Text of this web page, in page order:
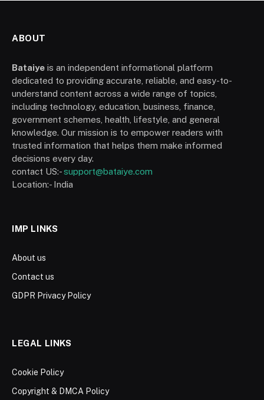
ABOUT
Bataiye is an independent informational platform
dedicated to providing accurate, reliable, and easy-to-
understand content across a wide range of topics,
including technology, education, business, finance,
government schemes, health, lifestyle, and general
knowledge. Our mission is to empower readers with
trusted information that helps them make informed
decisions every day.
contact US:-support@bataiye.com
Location:- India
IMP LINKS
About us
Contact us
GDPR Privacy Policy
LEGAL LINKS
Cookie Policy
Copyright & DMCA Policy